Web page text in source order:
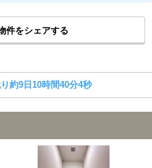
件をシェアする
約9日10時間40分4秒